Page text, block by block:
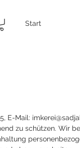
Start
E-Mail:
zu schützen. Wir